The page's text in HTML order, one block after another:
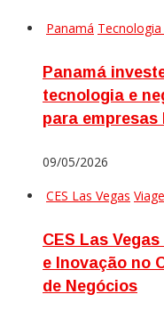
Panamá
Panamá
tecnologia e
para empresas
09/05/2026
CES Las Vegas
CES Las
e Inovação no
de Negócios